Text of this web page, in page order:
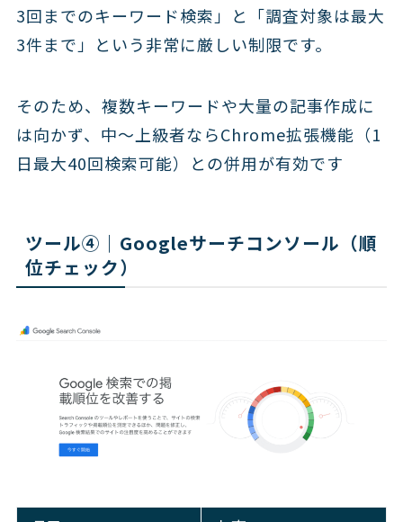
3回までのキーワード検索」と「調査対象は最大
3件まで」という非常に厳しい制限です。
そのため、複数キーワードや大量の記事作成に
は向かず、中〜上級者ならChrome拡張機能（1
日最大40回検索可能）との併用が有効です
ツール④｜Googleサーチコンソール（順
位チェック）